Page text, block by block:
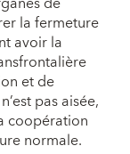
la fermeture
avoir la
et de
pas aisée,
coopération
normale.